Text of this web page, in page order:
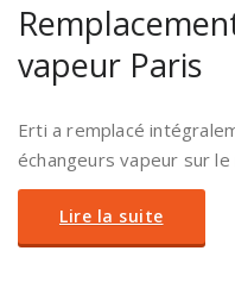
vapeur Paris
Erti a remplacé
échangeurs vapeur sur
Lire la suite